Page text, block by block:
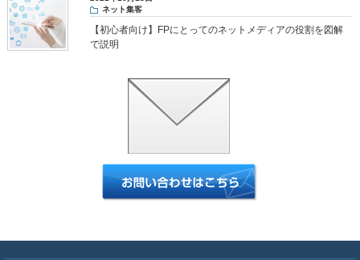
ネット集客
【初心者向け】FPにとってのネットメディアの役割を図解
で説明